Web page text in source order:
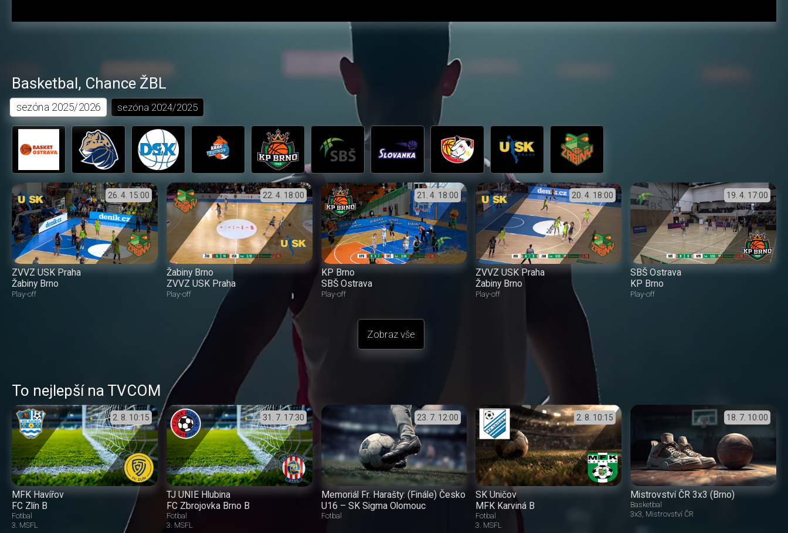
Basketbal, Chance ŽBL
sezóna 2025/2026 sezóna 2024/2025
26. 4. 15:00
ZVVZ USK Praha
Žabiny Brno
Play-off
22. 4. 18:00
Žabiny Brno
ZVVZ USK Praha
Play-off
21. 4. 18:00
KP Brno
SBŠ Ostrava
Play-off
20. 4. 18:00
ZVVZ USK Praha
Žabiny Brno
Play-off
19. 4. 17:00
SBŠ Ostrava
KP Brno
Play-off
Zobraz vše
To nejlepší na TVCOM
2. 8. 10:15
MFK Havířov
FC Zlín B
Fotbal
3. MSFL
31. 7. 17:30
TJ UNIE Hlubina
FC Zbrojovka Brno B
Fotbal
3. MSFL
23. 7. 12:00
Memoriál Fr. Harašty: (Finále) Česko
U16 – SK Sigma Olomouc
Fotbal
2. 8. 10:15
SK Uničov
MFK Karviná B
Fotbal
3. MSFL
18. 7. 10:00
Mistrovství ČR 3x3 (Brno)
Basketbal
3x3 Mistrovství ČR